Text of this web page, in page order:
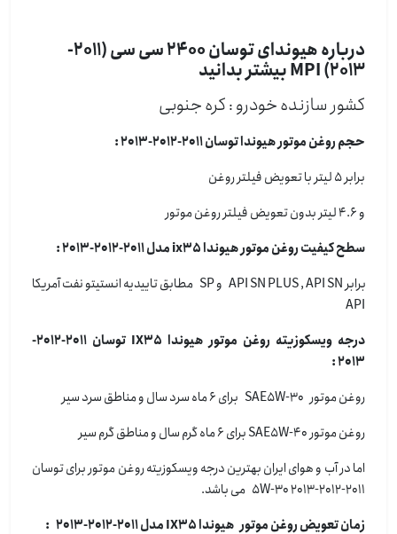
درباره هیوندای توسان 2400 سی سی (2011-
2013) MPI بیشتر بدانید
کشور سازنده خودرو : كره جنوبی
حجم روغن موتور هیوندا توسان 2011-2012-2013 :
برابر 5 لیتر با تعویض فیلتر روغن
و 4.6 لیتر بدون تعویض فیلتر روغن موتور
سطح کیفیت روغن موتور هیوندا ix35 مدل 2011-2012-2013 :
برابر API SN PLUS , API SN و SP مطابق تاییدیه انستیتو نفت آمریکا
API
درجه ویسکوزیته روغن موتور هیوندا IX35 توسان 2011-2012-
2013 :
روغن موتور SAE5W-30 برای 6 ماه سرد سال و مناطق سرد سیر
روغن موتور SAE5W-40 برای 6 ماه گرم سال و مناطق گرم سیر
اما در آب و هوای ایران بهترین درجه ویسکوزیته روغن موتور برای توسان
2011-2012-2013 5W-30 می باشد.
زمان تعویض روغن موتور هیوندا IX35 مدل 2011-2012-2013 :